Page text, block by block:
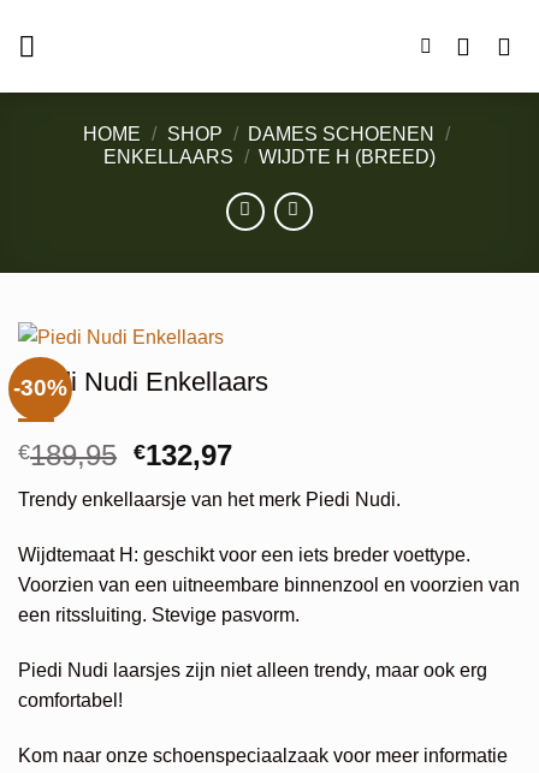
naar
HOME / SHOP / DAMES SCHOENEN
/
ENKELLAARS / WIJDTE H (BREED)
-30%
Piedi Nudi Enkellaars
€189,95 Oorspronkelijke
was:
€189,95.
€132,97Huidige
is:
€132,97.
Trendy enkellaarsje van het merk Piedi Nudi.
Wijdtemaat H: geschikt voor een iets breder voettype.
Voorzien van een uitneembare binnenzool en voorzien van
een ritssluiting. Stevige pasvorm.
Piedi Nudi laarsjes zijn niet alleen trendy, maar ook erg
comfortabel!
Kom naar onze schoenspeciaalzaak voor meer informatie